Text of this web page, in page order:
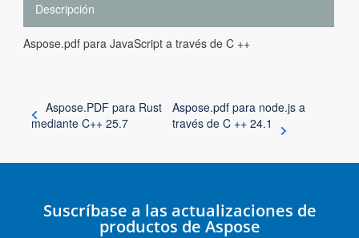
Descripción
Aspose.pdf para JavaScript a través de C ++
Aspose.PDF para Rust
mediante C++ 25.7
Aspose.pdf para node.js a
través de C ++ 24.1
Suscríbase a las actualizaciones de
productos de Aspose